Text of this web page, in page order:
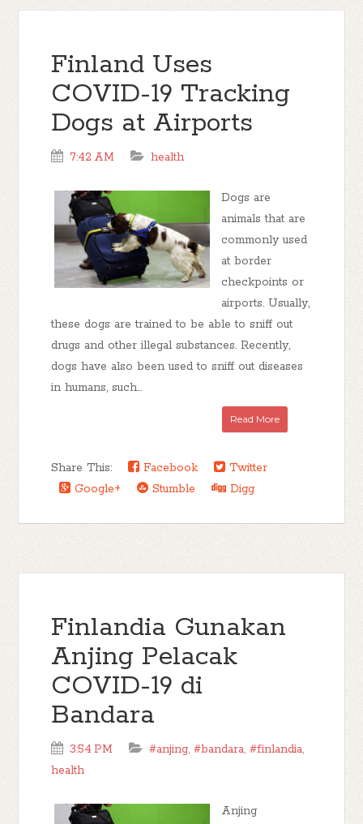
Finland Uses
COVID-19 Tracking
Dogs at Airports
7:42 AM health
Dogs are
animals that are
commonly used
at border
checkpoints or
airports. Usually,
these dogs are trained to be able to sniff out
drugs and other illegal substances. Recently,
dogs have also been used to sniff out diseases
in humans, such...
Read More
Share This: Facebook
Twitter
Google+
Stumble Digg
Finlandia Gunakan
Anjing Pelacak
COVID-19 di
Bandara
3:54 PM #anjing,#bandara,#finlandia,
health
Anjing